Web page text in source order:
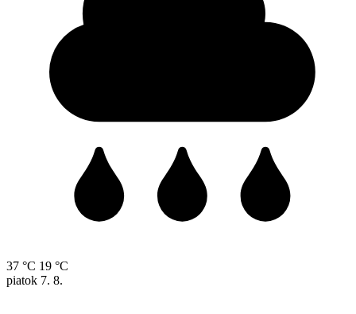
37 °C 19 °C
piatok 7. 8.